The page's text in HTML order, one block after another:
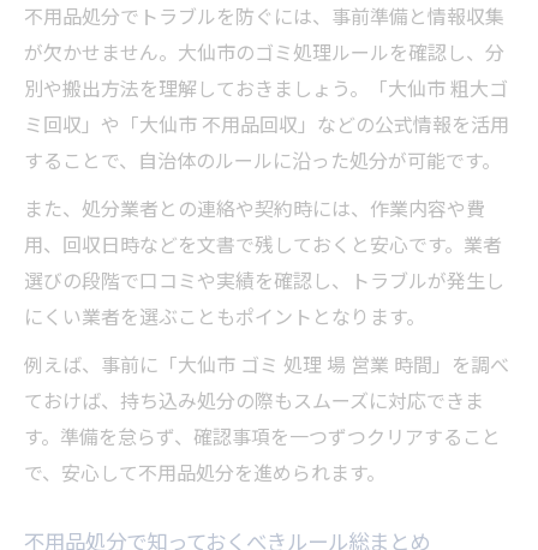
不用品処分でトラブルを防ぐには、事前準備と情報収集
が欠かせません。大仙市のゴミ処理ルールを確認し、分
別や搬出方法を理解しておきましょう。「大仙市 粗大ゴ
ミ回収」や「大仙市 不用品回収」などの公式情報を活用
することで、自治体のルールに沿った処分が可能です。
また、処分業者との連絡や契約時には、作業内容や費
用、回収日時などを文書で残しておくと安心です。業者
選びの段階で口コミや実績を確認し、トラブルが発生し
にくい業者を選ぶこともポイントとなります。
例えば、事前に「大仙市 ゴミ 処理 場 営業 時間」を調べ
ておけば、持ち込み処分の際もスムーズに対応できま
す。準備を怠らず、確認事項を一つずつクリアすること
で、安心して不用品処分を進められます。
不用品処分で知っておくべきルール総まとめ